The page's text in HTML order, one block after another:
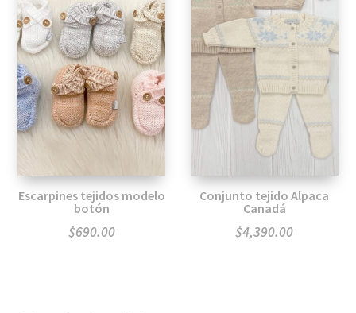
Escarpines tejidos modelo
botón
$690.00
Conjunto tejido Alpaca
Canadá
$4,390.00